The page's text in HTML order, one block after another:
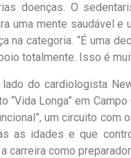
doenças. O
uma mente saudável
na categoria. “É uma
totalmente. Isso é
do cardiologista
“Vida Longa” em
um circuito
as idades e que
carreira como